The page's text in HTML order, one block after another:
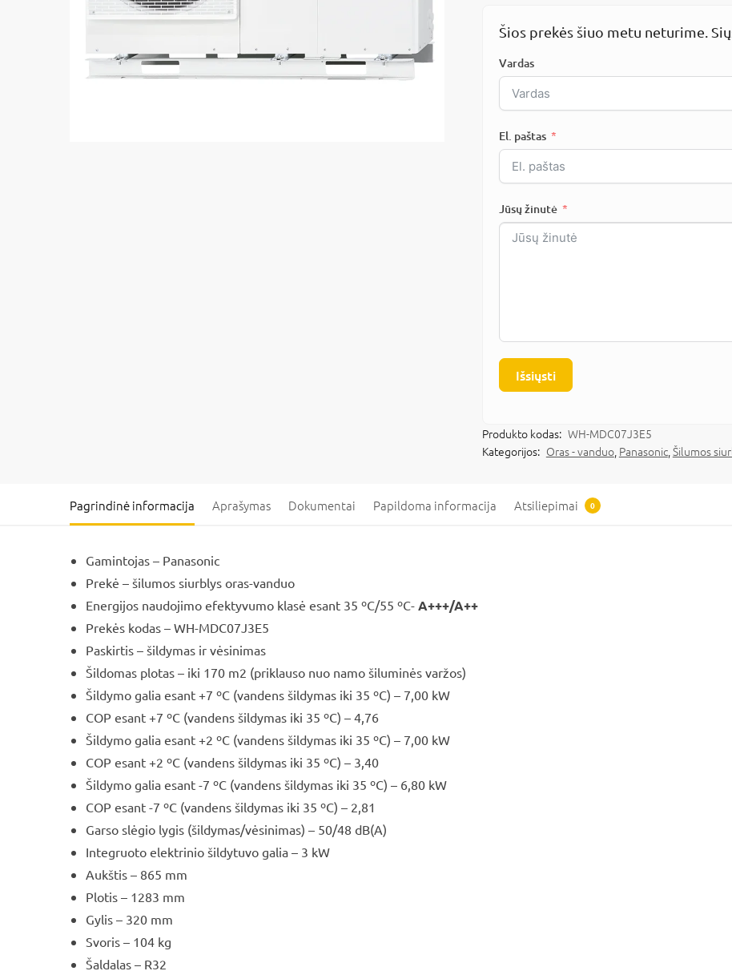
Šios prekės šiuo metu neturime.
Vardas
El. paštas
Jūsų žinutė
Išsiųsti
Produkto kodas: WH-MDC07J3E5
Kategorijos: Oras - vanduo, Panasonic,Šilumos
Pagrindinė informacija Aprašymas Dokumentai Papildoma informacija Atsiliepimai 0
Gamintojas – Panasonic
Prekė – šilumos siurblys oras-vanduo
Energijos naudojimo efektyvumo klasė esant 35 ºС/55 ºС-A+++/A++
Prekės kodas – WH-MDC07J3E5
Paskirtis – šildymas ir vėsinimas
Šildomas plotas – iki 170 m2 (priklauso nuo namo šiluminės varžos)
Šildymo galia esant +7 ºC (vandens šildymas iki 35 ºС) – 7,00 kW
COP esant +7 ºC (vandens šildymas iki 35 ºС) – 4,76
Šildymo galia esant +2 ºC (vandens šildymas iki 35 ºС) – 7,00 kW
COP esant +2 ºC (vandens šildymas iki 35 ºС) – 3,40
Šildymo galia esant -7 ºC (vandens šildymas iki 35 ºС) – 6,80 kW
COP esant -7 ºC (vandens šildymas iki 35 ºС) – 2,81
Garso slėgio lygis (šildymas/vėsinimas) – 50/48 dB(A)
Integruoto elektrinio šildytuvo galia – 3 kW
Aukštis – 865 mm
Plotis – 1283 mm
Gylis – 320 mm
Svoris – 104 kg
Šaldalas – R32